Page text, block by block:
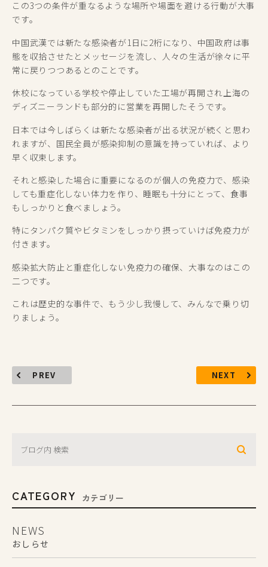
この3つの条件が重なるような場所や場面を避ける行動が大事
です。
中国武漢では新たな感染者が1日に2桁になり、中国政府は事
態を収拾させたとメッセージを流し、人々の生活が徐々に平
常に戻りつつあるとのことです。
休校になっている学校や停止していた工場が再開され上海の
ディズニーランドも部分的に営業を再開したそうです。
日本では今しばらくは新たな感染者が出る状況が続くと思わ
れますが、国民全員が感染抑制の意識を持っていれば、より
早く収束します。
それと感染した場合に重要になるのが個人の免疫力で、感染
しても重症化しない体力を作り、睡眠も十分にとって、食事
もしっかりと食べましょう。
特にタンパク質やビタミンをしっかり摂っていけば免疫力が
付きます。
感染拡大防止と重症化しない免疫力の確保、大事なのはこの
二つです。
これは歴史的な事件で、もう少し我慢して、みんなで乗り切
りましょう。
PREV NEXT
CATEGORY カテゴリー
NEWS
おしらせ